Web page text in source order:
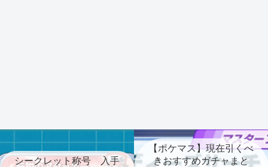
シークレット称号 入手
【ポケマス】現在引くべ
きおすすめガチャまと